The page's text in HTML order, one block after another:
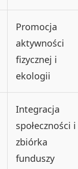
Promocja
aktywności
fizycznej i
ekologii
Integracja
społeczności i
zbiórka
funduszy